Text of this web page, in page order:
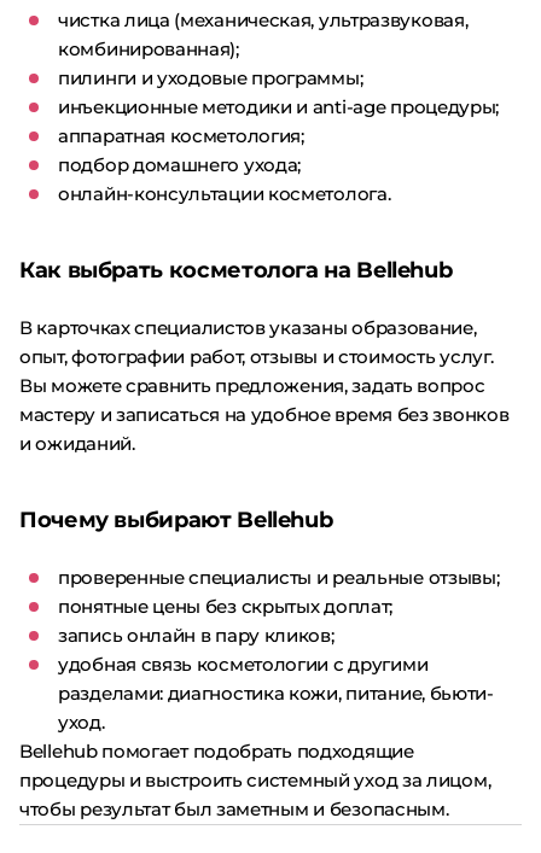
чистка лица (механическая, ультразвуковая,
комбинированная);
пилинги и уходовые программы;
инъекционные методики и anti-age процедуры;
аппаратная косметология;
подбор домашнего ухода;
онлайн-консультации косметолога.
Как выбрать косметолога на Bellehub
В карточках специалистов указаны образование,
опыт, фотографии работ, отзывы и стоимость услуг.
Вы можете сравнить предложения, задать вопрос
мастеру и записаться на удобное время без звонков
и ожиданий.
Почему выбирают Bellehub
проверенные специалисты и реальные отзывы;
понятные цены без скрытых доплат;
запись онлайн в пару кликов;
удобная связь косметологии с другими
разделами: диагностика кожи, питание, бьюти-
уход.
Bellehub помогает подобрать подходящие
процедуры и выстроить системный уход за лицом,
чтобы результат был заметным и безопасным.